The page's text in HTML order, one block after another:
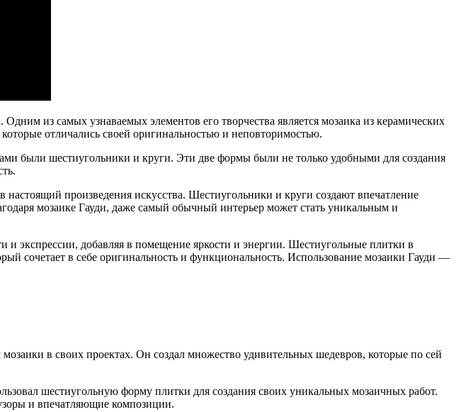
из самых узнаваемых элементов его творчества является мозаика из керамических
отличались своей оригинальностью и неповторимостью.
были шестиугольники и круги. Эти две формы были не только удобными для создания
произведения искусства. Шестиугольники и круги создают впечатление
мозаике Гауди, даже самый обычный интерьер может стать уникальным и
и экспрессии, добавляя в помещение яркости и энергии. Шестиугольные плитки в
сочетает в себе оригинальность и функциональность. Использование мозаики Гауди —
в своих проектах. Он создал множество удивительных шедевров, которые по сей
шестиугольную форму плитки для создания своих уникальных мозаичных работ.
и впечатляющие композиции.